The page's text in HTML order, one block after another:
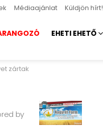
Médiaajánlat Küldjön hírt!
EHETI EHETŐ
zártak
by